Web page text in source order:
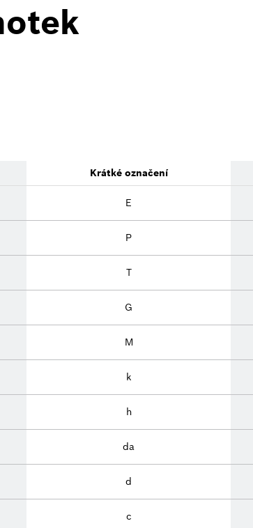
Krátké označení
E
P
T
G
M
k
h
da
d
c